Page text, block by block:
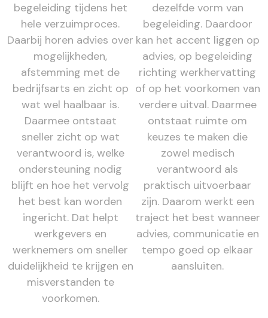
begeleiding tijdens het
hele verzuimproces.
Daarbij horen advies over
mogelijkheden,
afstemming met de
bedrijfsarts en zicht op
wat wel haalbaar is.
Daarmee ontstaat
sneller zicht op wat
verantwoord is, welke
ondersteuning nodig
blijft en hoe het vervolg
het best kan worden
ingericht. Dat helpt
werkgevers en
werknemers om sneller
duidelijkheid te krijgen en
misverstanden te
voorkomen.
dezelfde vorm van
begeleiding. Daardoor
kan het accent liggen op
advies, op begeleiding
richting werkhervatting
of op het voorkomen van
verdere uitval. Daarmee
ontstaat ruimte om
keuzes te maken die
zowel medisch
verantwoord als
praktisch uitvoerbaar
zijn. Daarom werkt een
traject het best wanneer
advies, communicatie en
tempo goed op elkaar
aansluiten.